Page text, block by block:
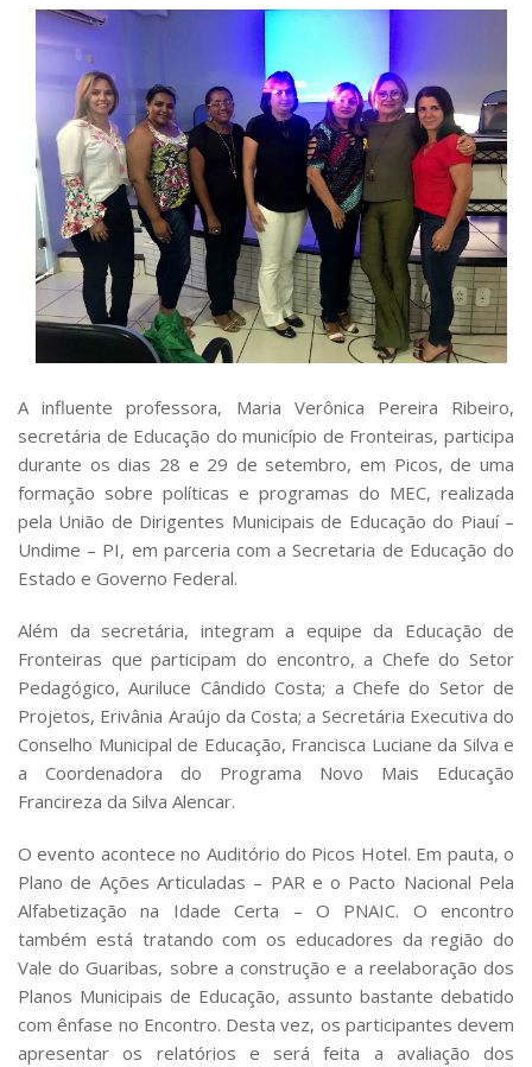
A influente professora, Maria Verônica Pereira Ribeiro,
secretária de Educação do município de Fronteiras, participa
durante os dias 28 e 29 de setembro, em Picos, de uma
formação sobre políticas e programas do MEC, realizada
pela União de Dirigentes Municipais de Educação do Piauí –
Undime – PI, em parceria com a Secretaria de Educação do
Estado e Governo Federal.
Além da secretária, integram a equipe da Educação de
Fronteiras que participam do encontro, a Chefe do Setor
Pedagógico, Auriluce Cândido Costa; a Chefe do Setor de
Projetos, Erivânia Araújo da Costa; a Secretária Executiva do
Conselho Municipal de Educação, Francisca Luciane da Silva e
a Coordenadora do Programa Novo Mais Educação
Francireza da Silva Alencar.
O evento acontece no Auditório do Picos Hotel. Em pauta, o
Plano de Ações Articuladas – PAR e o Pacto Nacional Pela
Alfabetização na Idade Certa – O PNAIC. O encontro
também está tratando com os educadores da região do
Vale do Guaribas, sobre a construção e a reelaboração dos
Planos Municipais de Educação, assunto bastante debatido
com ênfase no Encontro. Desta vez, os participantes devem
apresentar os relatórios e será feita a avaliação dos